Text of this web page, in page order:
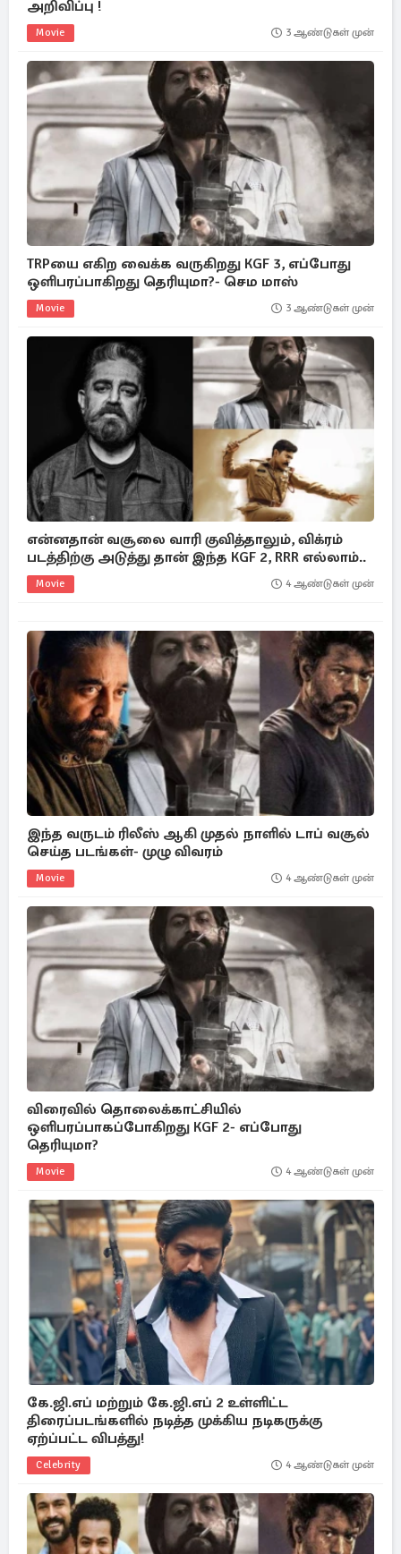
அறிவிப்பு !
Movie 3 ஆண்டுகள் முன்
TRPயை எகிற வைக்க வருகிறது KGF 3, எப்போது
ஒளிபரப்பாகிறது தெரியுமா?- செம மாஸ்
Movie 3 ஆண்டுகள் முன்
என்னதான் வசூலை வாரி குவித்தாலும், விக்ரம்
படத்திற்கு அடுத்து தான் இந்த KGF 2, RRR எல்லாம்..
Movie 4 ஆண்டுகள் முன்
இந்த வருடம் ரிலீஸ் ஆகி முதல் நாளில் டாப் வசூல்
செய்த படங்கள்- முழு விவரம்
Movie 4 ஆண்டுகள் முன்
விரைவில் தொலைக்காட்சியில்
ஒளிபரப்பாகப்போகிறது KGF 2- எப்போது
தெரியுமா?
Movie 4 ஆண்டுகள் முன்
கே.ஜி.எப் மற்றும் கே.ஜி.எப் 2 உள்ளிட்ட
திரைப்படங்களில் நடித்த முக்கிய நடிகருக்கு
ஏற்ப்பட்ட விபத்து!
Celebrity 4 ஆண்டுகள் முன்